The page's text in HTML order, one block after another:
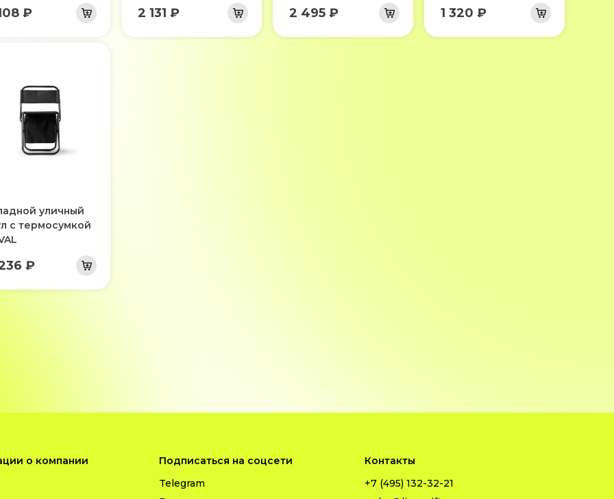
₽ 2 131 ₽ 2 495 ₽ 1 320 ₽
уличный
с термосумкой
₽
о компании
Подписаться на соцсети
Telegram
Контакты
+7 (495) 132-32-21